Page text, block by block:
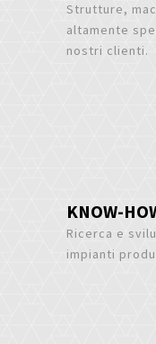
Strutture,
altamente
nostri clienti.
KNOW-
Ricerca e
impianti